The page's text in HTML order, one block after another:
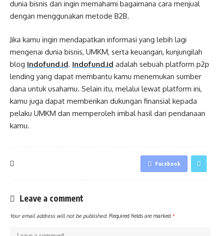
dunia bisnis dan ingin memahami bagaimana cara menjual
dengan menggunakan metode B2B.
Jika kamu ingin mendapatkan informasi yang lebih lagi
mengenai dunia bisnis, UMKM, serta keuangan, kunjungilah
blog Indofund.id. Indofund.id adalah sebuah platform p2p
lending yang dapat membantu kamu menemukan sumber
dana untuk usahamu. Selain itu, melalui lewat platform ini,
kamu juga dapat memberikan dukungan finansial kepada
pelaku UMKM dan memperoleh imbal hasil dari pendanaan
kamu.
Facebook
Leave a comment
Your email address will not be published. Required fields are marked *